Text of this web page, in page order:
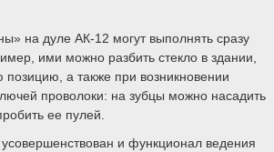
на дуле АК-12 могут выполнять сразу
ими можно разбить стекло в здании,
позицию, а также при возникновении
проволоки: на зубцы можно насадить
ее пулей.
и функционал ведения